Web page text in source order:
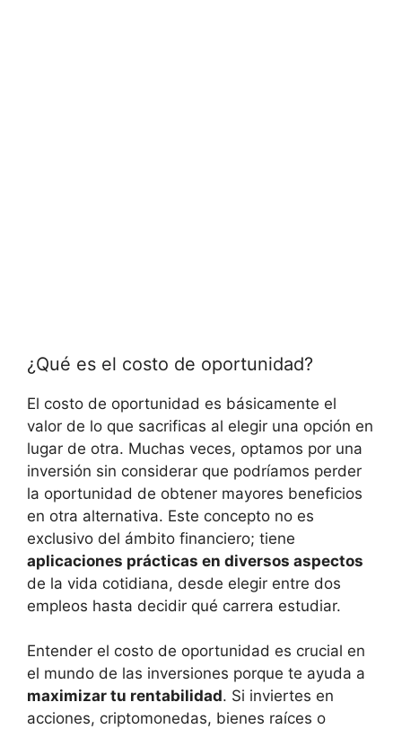
¿Qué es el costo de oportunidad?
El costo de oportunidad‍ es básicamente el
valor de lo que sacrificas al elegir una opción en
lugar de otra. Muchas⁢ veces, optamos por una
inversión sin considerar que podríamos perder​
la oportunidad de obtener mayores beneficios
en otra alternativa. Este concepto no es
exclusivo del ámbito financiero;⁢ tiene
aplicaciones prácticas en diversos aspectos
⁢de la vida cotidiana, desde elegir ‍entre dos
empleos hasta decidir qué⁤ carrera estudiar.
Entender el⁢ costo de oportunidad es crucial en
el mundo de las inversiones porque te ‌ayuda a
maximizar tu⁤ rentabilidad. Si inviertes en
acciones, criptomonedas, bienes raíces o